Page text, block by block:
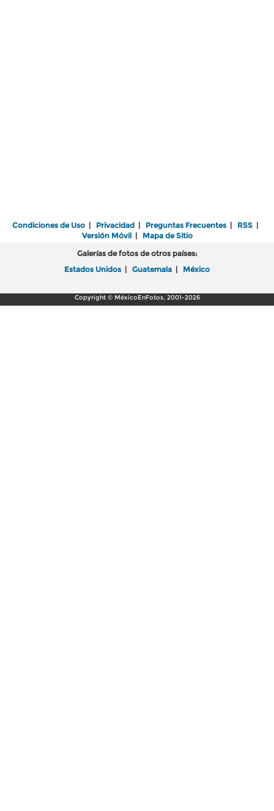
Condiciones de Uso | Privacidad | Preguntas Frecuentes | RSS |
Versión Móvil| Mapa de Sitio
Galerías de fotos de otros países:
Estados Unidos | Guatemala | México
Copyright © MéxicoEnFotos, 2001-2026